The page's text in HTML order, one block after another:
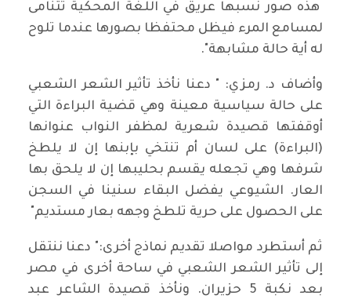
هذه صور نسبها عريق في اللغة المحكية تتنامى
لمسامع المرء فيظل محتفظا بصورها عندما تلوح
له أية حالة مشابهة".
وأضاف د. رمزي: " دعنا نأخذ تأثير الشعر الشعبي
على حالة سياسية معينة وهي قضية البراءة التي
أوقفتها قصيدة شعرية لمظفر النواب عنوانها
(البراءة) على لسان أم تنتخي بإبنها إن لا يلطخ
شرفها وهي تجعله يقسم بحليبها إن لا يلحق بها
العار. الشيوعي يفضل البقاء سنينا في السجن
على الحصول على حرية تلطخ وجهه بعار مستديم"
ثم أستطرد مواصلا تقديم نماذج أخرى:" دعنا ننتقل
إلى تأثير الشعر الشعبي في ساحة أخرى في مصر
بعد نكبة 5 حزيران. ونأخذ قصيدة الشاعر عبد